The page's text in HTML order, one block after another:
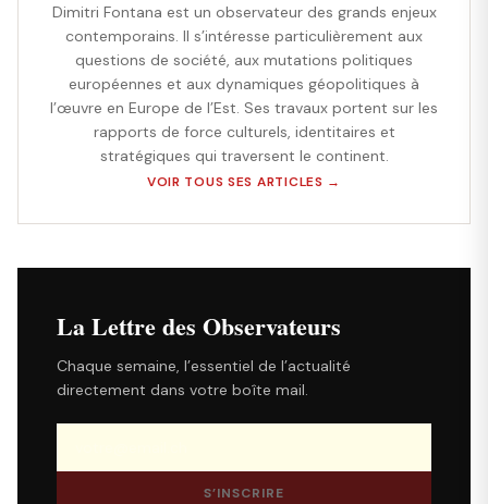
Dimitri Fontana est un observateur des grands enjeux
contemporains. Il s’intéresse particulièrement aux
questions de société, aux mutations politiques
européennes et aux dynamiques géopolitiques à
l’œuvre en Europe de l’Est. Ses travaux portent sur les
rapports de force culturels, identitaires et
stratégiques qui traversent le continent.
VOIR TOUS SES ARTICLES →
La Lettre des Observateurs
Chaque semaine, l’essentiel de l’actualité
directement dans votre boîte mail.
S’INSCRIRE